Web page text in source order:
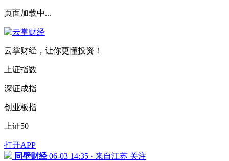
页面加载中...
云掌财经，让你更懂投资！
上证指数
深证成指
创业板指
上证50
打开APP
同壁财经 06-03 14:35 · 来自江苏 关注